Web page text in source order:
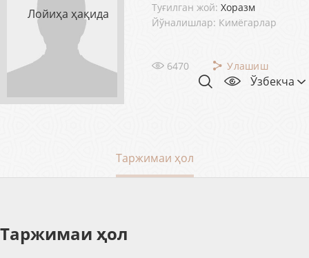
Лойиҳа ҳақида
Ўзбекча
Туғилган жой: Хоразм
Йўналишлар: Кимёгарлар
6470 Улашиш
Таржимаи ҳол
Таржимаи ҳол